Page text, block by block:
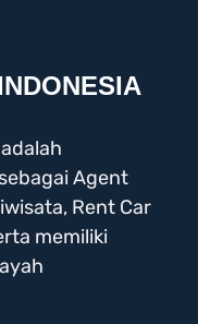
Agent
Rent Car
memiliki